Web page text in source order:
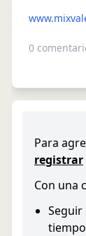
0
Para
registrar
Con una
Seguir